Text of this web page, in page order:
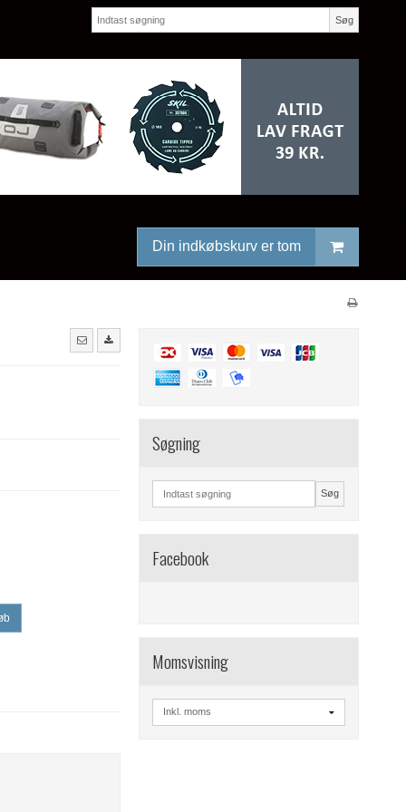
Søg
Din indkøbskurv er tom
Søgning
Søg
Facebook
Momsvisning